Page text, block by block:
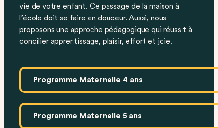
vie de votre enfant. Ce passage de la maison à
l’école doit se faire en douceur. Aussi, nous
proposons une approche pédagogique qui réussit à
concilier apprentissage, plaisir, effort et joie.
Programme Maternelle 4 ans
Programme Maternelle 5 ans